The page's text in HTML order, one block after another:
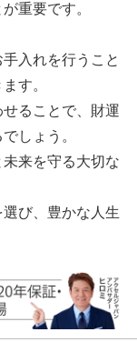
重要です。
入れを行うこと
す。
ることで、財運
しょう。
来を守る大切な
び、豊かな人生